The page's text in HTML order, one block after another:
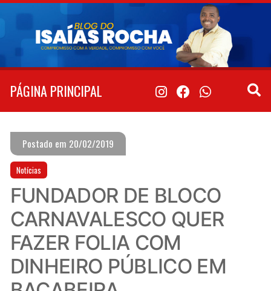
Pular
conteúdo
PÁGINA PRINCIPAL
Postado em 20/02/2019
Notícias
FUNDADOR DE BLOCO
CARNAVALESCO QUER
FAZER FOLIA COM
DINHEIRO PÚBLICO EM